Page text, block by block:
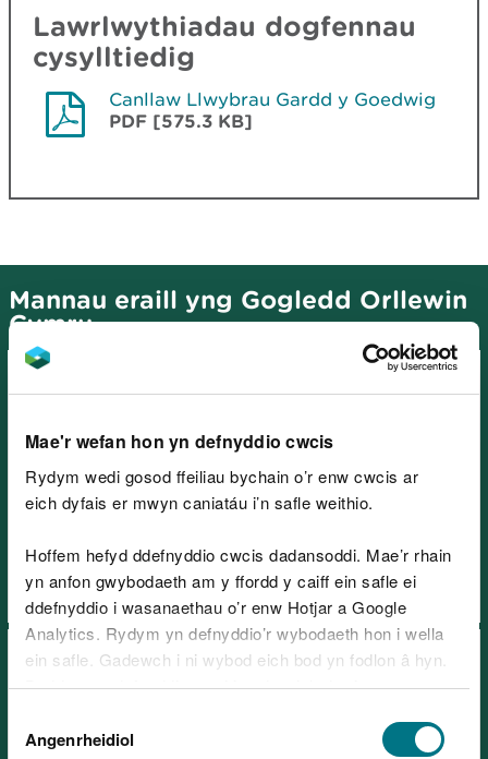
Mae'r wefan hon yn defnyddio cwcis
Rydym wedi gosod ffeiliau bychain o’r enw cwcis ar
eich dyfais er mwyn caniatáu i’n safle weithio.
Hoffem hefyd ddefnyddio cwcis dadansoddi. Mae’r rhain
yn anfon gwybodaeth am y ffordd y caiff ein safle ei
ddefnyddio i wasanaethau o’r enw Hotjar a Google
Analytics. Rydym yn defnyddio’r wybodaeth hon i wella
ein safle. Gadewch i ni wybod eich bod yn fodlon â hyn.
Byddwn yn defnyddio cwci i gadw eich dewis.
Gellirdarllen mwy am ein cwcis cyn i chi ddewis.
Caniatâd
Angenrheidiol
Lawrlwythiadau dogfennau
cysylltiedig
Canllaw Llwybrau Gardd y Goedwig
PDF [575.3 KB]
Mannau eraill yng Gogledd Orllewin
Cymru
Coedwig Beddgelert, ger